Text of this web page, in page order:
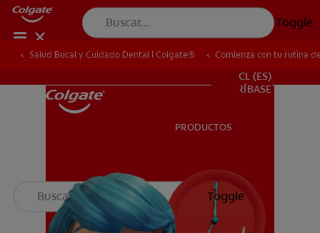
Toggle
SALUD BUCAL
PARA PROFESIONALES
CL (ES)
SUSCRÍBASE
PRODUCTOS
SALUD BUCAL
Toggle
Salud Bucal y Cuidado Dental | Colgate® Comienza con tu rutina